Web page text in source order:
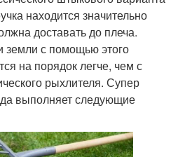
находится значительно
доставать до плеча.
земли с помощью этого
на порядок легче, чем с
рыхлителя. Супер
выполняет следующие